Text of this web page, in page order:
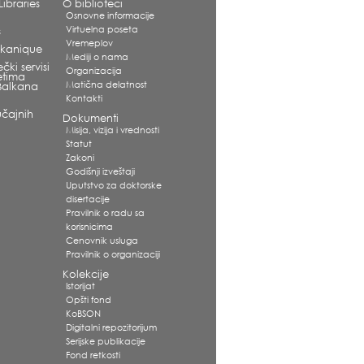
servisi
O biblioteci
Osnovne informacije
Virtuelna poseta
Vremeplov
Mediji o nama
Organizacija
Matična delatnost
Kontakti
Dokumenti
Misija, vizija i vrednosti
Statut
Zakoni
Godišnji izveštaji
Uputstvo za doktorske
disertacije
Pravilnik o radu sa
korisnicima
Cenovnik usluga
Pravilnik o organizaciji
Kolekcije
Istorijat
Opšti fond
KoBSON
Digitalni repozitorijum
Serijske publikacije
Fond retkosti